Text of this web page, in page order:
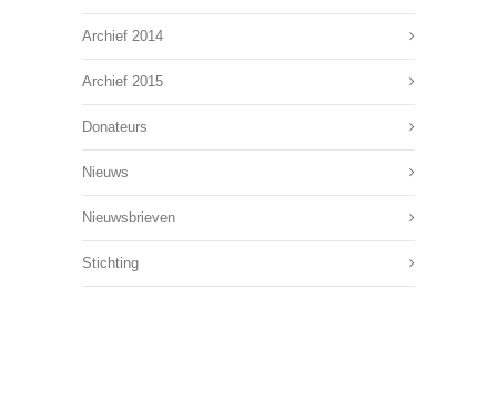
Archief 2014
Archief 2015
Donateurs
Nieuws
Nieuwsbrieven
Stichting